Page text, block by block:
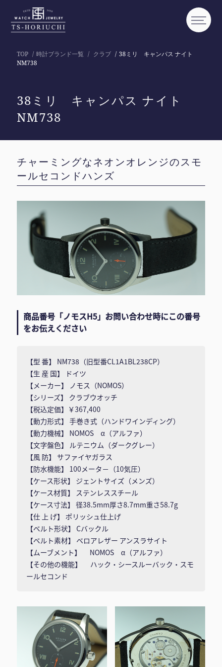
TOP 時計ブランド一覧 クラブ
38ミリ キャンパス ナイト
NM738
38ミリ キャンパス ナイト
NM738
チャーミングなネオンオレンジのスモ
ールセコンドハンズ
商品番号「ノモスH5」お問い合わせ時にこの番号
をお伝えください
【型 番】 NM738（旧型番CL1A1BL238CP）
【生 産 国】 ドイツ
【メーカー】 ノモス（NOMOS）
【シリーズ】 クラブウオッチ
【税込定価】￥367,400
【動力形式】 手巻き式（ハンドワインディング）
【動力機械】 NOMOS α（アルファ）
【文字盤色】 ルテニウム（ダークグレー）
【風 防】 サファイヤガラス
【防水機能】 100メータ－（10気圧）
【ケース形状】 ジェントサイズ（メンズ）
【ケース材質】 ステンレススチール
【ケース寸法】 径38.5mm厚さ8.7mm重さ58.7g
【仕 上 げ】 ポリッシュ仕上げ
【ベルト形状】 Cバックル
【ベルト素材】 ベロアレザー アンスラサイト
【ムーブメント】 NOMOS α（アルファ）
【その他の機能】 ハック・シースルーバック・スモ
ールセコンド